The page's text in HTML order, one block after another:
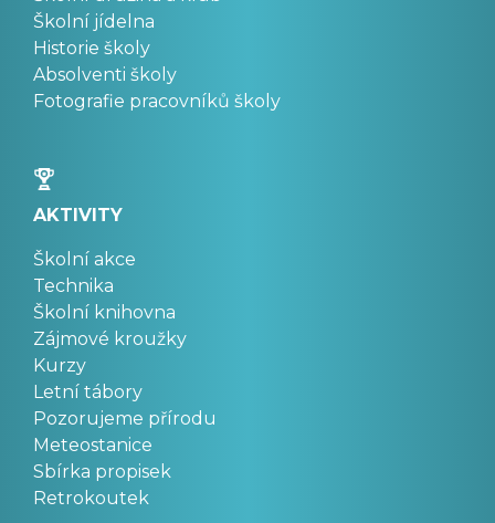
Školní jídelna
Historie školy
Absolventi školy
Fotografie pracovníků školy
AKTIVITY
Školní akce
Technika
Školní knihovna
Zájmové kroužky
Kurzy
Letní tábory
Pozorujeme přírodu
Meteostanice
Sbírka propisek
Retrokoutek